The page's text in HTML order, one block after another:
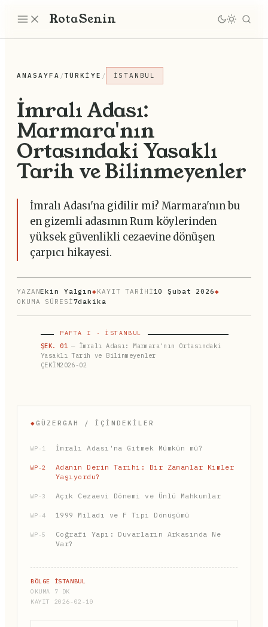
RotaSenin
ANASAYFA /TÜRKIYE / İSTANBUL
İmralı Adası:
Marmara'nın
Ortasındaki Yasaklı
Tarih ve Bilinmeyenler
İmralı Adası'na gidilir mi? Marmara'nın bu
en gizemli adasının Rum köylerinden
yüksek güvenlikli cezaevine dönüşen
çarpıcı hikayesi.
YAZANEkin Yalgın◆KAYIT TARİHİ10 Şubat 2026◆
OKUMA SÜRESİ7dakika
PAFTA I · İSTANBUL
ŞEK. 01 — İmralı Adası: Marmara'nın Ortasındaki
Yasaklı Tarih ve Bilinmeyenler
ÇEKİM2026-02
◆ GÜZERGAH / İÇINDEKILER
WP-1 İmralı Adası'na Gitmek Mümkün mü?
WP-2
Adanın Derin Tarihi: Bir Zamanlar Kimler
Yaşıyordu?
WP-3 Açık Cezaevi Dönemi ve Ünlü Mahkumlar
WP-4 1999 Miladı ve F Tipi Dönüşümü
WP-5
Coğrafi Yapı: Duvarların Arkasında Ne
Var?
BÖLGE İSTANBUL
OKUMA 7 DK
KAYIT 2026-02-10